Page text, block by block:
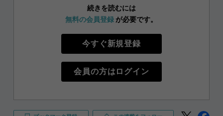
続きを読むには
無料の会員登録 が必要です。
今すぐ新規登録
会員の方はログイン